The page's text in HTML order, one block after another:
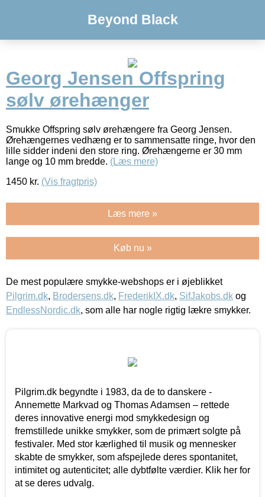
Beyond Black
Georg Jensen Offspring
sølv ørehænger
Smukke Offspring sølv ørehængere fra Georg Jensen.
Ørehængernes vedhæng er to sammensatte ringe, hvor den
lille sidder indeni den store ring. Ørehængerne er 30 mm
lange og 10 mm bredde. (Læs mere)
1450 kr. (Vis fragtpris)
Læs mere »
Køb nu »
De mest populære smykke-webshops er i øjeblikket
Pilgrim.dk, Brodersens.dk, FrederikIX.dk, SifJakobs.dk og
EndlessNordic.dk, som alle har nogle rigtig lækre smykker.
Pilgrim.dk begyndte i 1983, da de to danskere -
Annemette Markvad og Thomas Adamsen – rettede
deres innovative energi mod smykkedesign og
fremstillede unikke smykker, som de primært solgte på
festivaler. Med stor kærlighed til musik og mennesker
skabte de smykker, som afspejlede deres spontanitet,
intimitet og autenticitet; alle dybtfølte værdier. Klik her for
at se deres udvalg.